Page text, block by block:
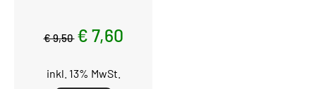
€ 9,50 € 7,60
inkl. 13% MwSt.